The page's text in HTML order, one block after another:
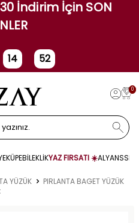
İndirim İçin SON
14 52
0
KÜPEBİLEKLİKYAZ FIRSATI ☀️ALYANS
YÜZÜK
PIRLANTA BAGET YÜZÜK